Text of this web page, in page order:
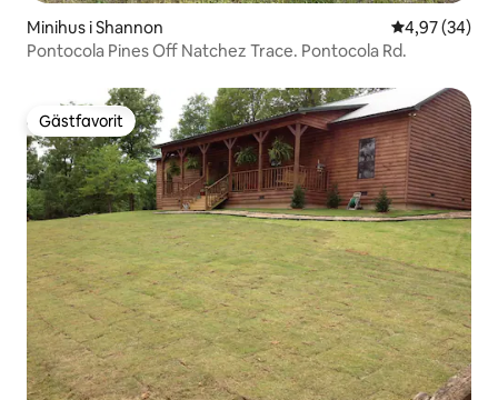
Minihus i Shannon 4,97 av 5 i
4,97 (34)
Pontocola Pines Off Natchez Trace. Pontocola Rd.
Gästfavorit
Gästfavorit